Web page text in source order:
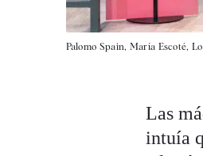
Palomo Spain, María Escoté,
Las
intuía